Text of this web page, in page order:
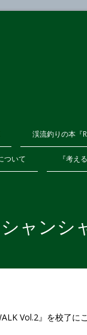
渓流釣りの本『
ついて 『考え
ャンシ
Vol.2』を校了に